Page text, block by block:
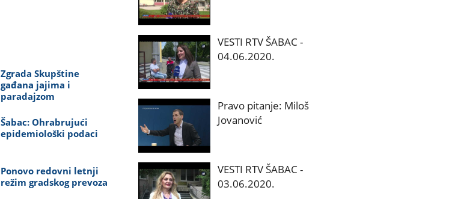
Zgrada Skupštine
gađana jajima i
paradajzom
Šabac: Ohrabrujući
epidemiološki podaci
Ponovo redovni letnji
režim gradskog prevoza
VESTI RTV ŠABAC -
04.06.2020.
Pravo pitanje: Miloš
Jovanović
VESTI RTV ŠABAC -
03.06.2020.